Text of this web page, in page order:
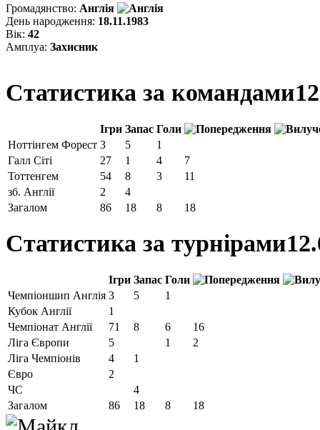
Громадянство: Англія
День народження: 18.11.1983
Вік: 42
Амплуа: Захисник
Статистика за командами
Ігри Запас Голи
Ноттінгем Форест 3 5
1
Галл Сіті
27 1 4
7
Тоттенгем
54 8 3
11
зб. Англії
2
4
Загалом
86 18 8 18
Статистика за турнірами
Ігри Запас Голи
Чемпіоншип Англія 3 5
1
Кубок Англії
1
Чемпіонат Англії
71 8 6
16
Ліга Європи
5 1
2
Ліга Чемпіонів
4
1
Євро
2
ЧС
4
Загалом
86 18 8 18